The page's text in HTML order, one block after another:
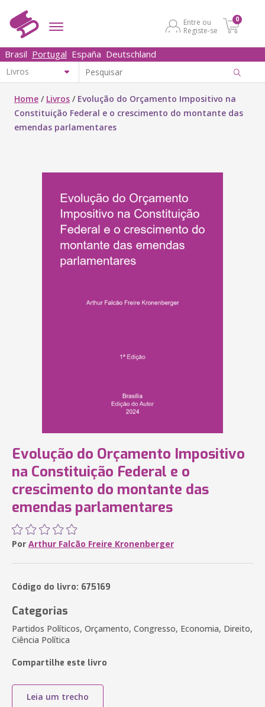
Entre ou
Registe-se
0
Brasil Portugal España Deutschland
Home / Livros / Evolução do Orçamento Impositivo na
Constituição Federal e o crescimento do montante das
emendas parlamentares
Evolução do Orçamento Impositivo
na Constituição Federal e o
crescimento do montante das
emendas parlamentares
Por Arthur Falcão Freire Kronenberger
Código do livro: 675169
Categorias
Partidos Políticos, Orçamento, Congresso, Economia, Direito,
Ciência Política
Compartilhe este livro
Leia um trecho